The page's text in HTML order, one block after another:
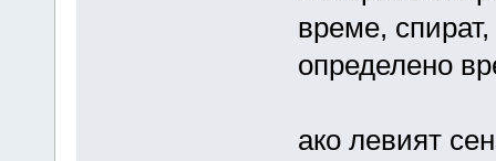
време,
определено
ако левият